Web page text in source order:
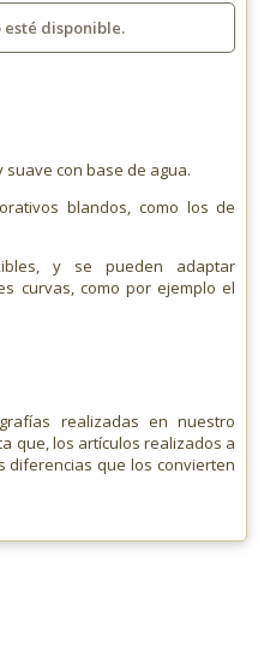
disponible.
con base de agua.
blandos, como los de
y se pueden adaptar
curvas, como por ejemplo el
realizadas en nuestro
que, los artículos realizados a
que los convierten